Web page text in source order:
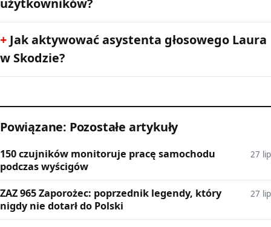
użytkowników?
Jak aktywować asystenta głosowego Laura
w Skodzie?
Powiązane: Pozostałe artykuły
150 czujników monitoruje pracę samochodu
podczas wyścigów
27 lip
ZAZ 965 Zaporożec: poprzednik legendy, który
nigdy nie dotarł do Polski
27 lip